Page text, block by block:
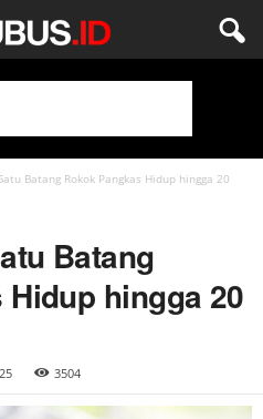
Batang Rokok Pangkas Hidup hingga 20
Batang
hingga 20
3504